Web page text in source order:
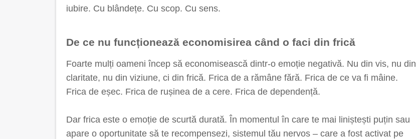
iubire. Cu blândețe. Cu scop. Cu sens.
De ce nu funcționează economisirea când o faci din frică
Foarte mulți oameni încep să economisească dintr-o emoție negativă. Nu din vis, nu din
claritate, nu din viziune, ci din frică. Frica de a rămâne fără. Frica de ce va fi mâine.
Frica de eșec. Frica de rușinea de a cere. Frica de dependență.
Dar frica este o emoție de scurtă durată. În momentul în care te mai liniștești puțin sau
apare o oportunitate să te recompensezi, sistemul tău nervos – care a fost activat pe